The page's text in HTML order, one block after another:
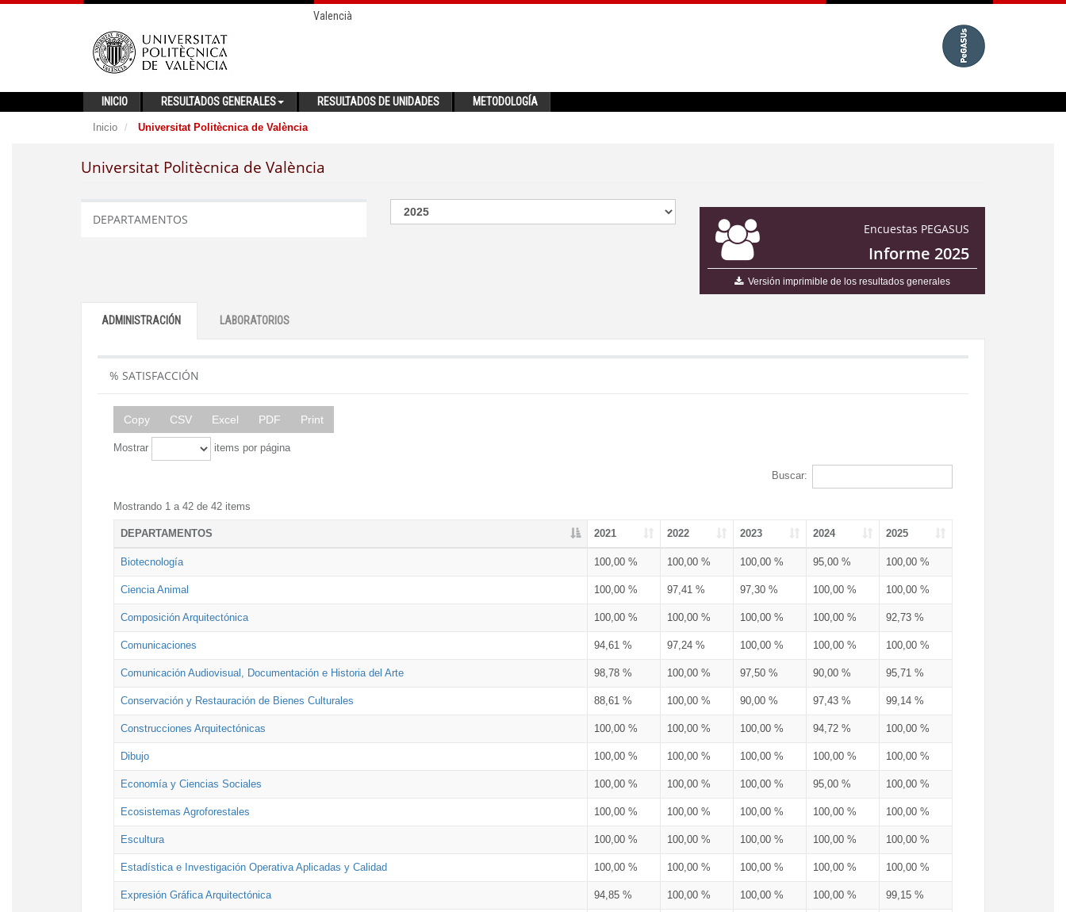
Valencià
INICIO RESULTADOS GENERALES RESULTADOS DE UNIDADES METODOLOGÍA
Inicio Universitat Politècnica de València
Universitat Politècnica de València
Encuestas PEGASUS
Informe 2025
Versión imprimible de los resultados generales
DEPARTAMENTOS
ADMINISTRACIÓN LABORATORIOS
% SATISFACCIÓN
Copy CSV Excel PDF Print
Mostrar items por página
Buscar:
Mostrando 1 a 42 de 42 items
DEPARTAMENTOS 2021 2022 2023 2024 2025
Biotecnología 100,00 % 100,00 % 100,00 % 95,00 % 100,00 %
Ciencia Animal 100,00 % 97,41 % 97,30 % 100,00 % 100,00 %
Composición Arquitectónica 100,00 % 100,00 % 100,00 % 100,00 % 92,73 %
Comunicaciones 94,61 % 97,24 % 100,00 % 100,00 % 100,00 %
Comunicación Audiovisual, Documentación e Historia del Arte 98,78 % 100,00 % 97,50 % 90,00 % 95,71 %
Conservación y Restauración de Bienes Culturales 88,61 % 100,00 % 90,00 % 97,43 % 99,14 %
Construcciones Arquitectónicas 100,00 % 100,00 % 100,00 % 94,72 % 100,00 %
Dibujo 100,00 % 100,00 % 100,00 % 100,00 % 100,00 %
Economía y Ciencias Sociales 100,00 % 100,00 % 100,00 % 95,00 % 100,00 %
Ecosistemas Agroforestales 100,00 % 100,00 % 100,00 % 100,00 % 100,00 %
Escultura 100,00 % 100,00 % 100,00 % 100,00 % 100,00 %
Estadística e Investigación Operativa Aplicadas y Calidad 100,00 % 100,00 % 100,00 % 100,00 % 100,00 %
Expresión Gráfica Arquitectónica 94,85 % 100,00 % 100,00 % 100,00 % 99,15 %